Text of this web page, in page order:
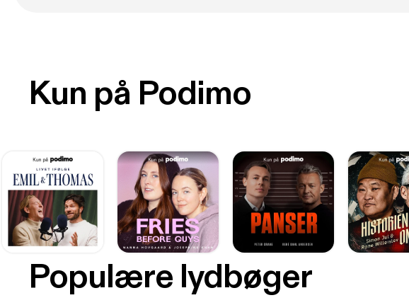
Kun på Podimo
Populære lydbøger